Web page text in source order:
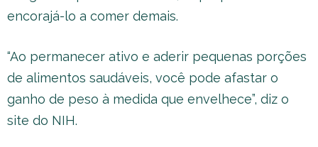
encorajá-lo a comer demais.
“Ao permanecer ativo e aderir pequenas porções
de alimentos saudáveis, você pode afastar o
ganho de peso à medida que envelhece”, diz o
site do NIH.